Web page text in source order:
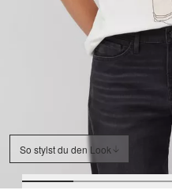
So stylst du den Look